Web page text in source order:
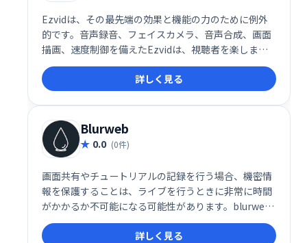
Ezvidは、その最先端の効果と機能の力のために例外
的です。音声録音、フェイスカメラ、音声合成、画面
描画、速度制御を備えたEzvidは、視聴者を楽しま
せ、情報を提供し、魅了するビデオを作成するための
世界で唯一の最高のソリューションです。
詳しく見る
Blurweb
0.0 (0件)
画面共有やチュートリアルの記録を行う場合、機密情
報を保護することは、ライブを行うときに非常に時間
がかかるか不可能になる可能性があります。blurweb
アプリを使用して、数回のクリックで機密情報を非表
示にします
詳しく見る